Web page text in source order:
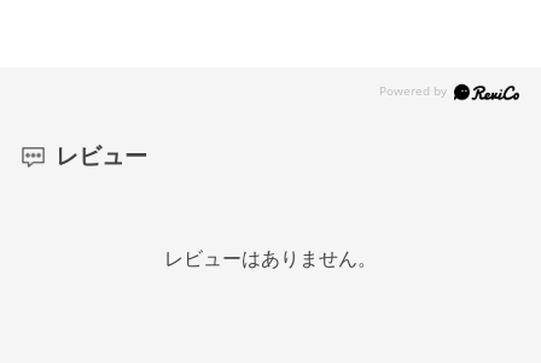
レビュー
レビューはありません。